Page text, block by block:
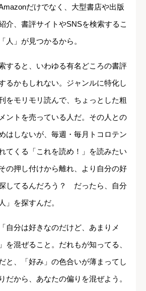
だけでなく、大型書店や出版
介、書評サイトやSNSを検索するこ
人」が見つかるから。
すると、いわゆる有名どころの書評
るかもしれない。ジャンルに特化し
をモリモリ読んで、ちょっとした粗
ントを売っている人だ。その人との
はしないが、毎週・毎月トコロテン
てくる「これを読め！」を読みたい
押し付けから離れ、より自分の好
してるんだろう？ だったら、自分
」を探すんだ。
自分は好きなのだけど、あまりメ
を混ぜること。だれもが知ってる、
と、「好み」の色合いが薄まってし
だから、あなたの偏りを混ぜよう。